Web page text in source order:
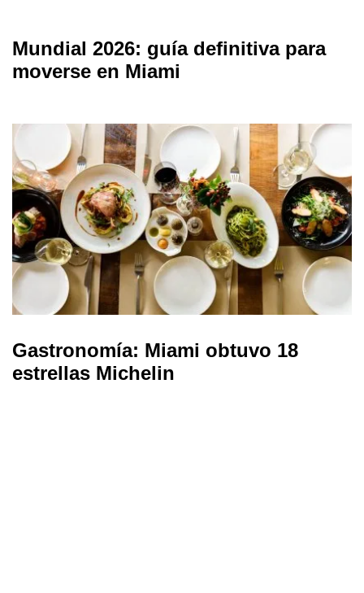
Mundial 2026: guía definitiva para
moverse en Miami
Gastronomía: Miami obtuvo 18
estrellas Michelin